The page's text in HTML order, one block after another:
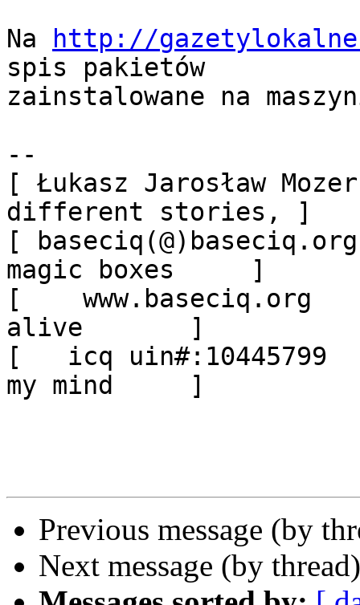
Na
http://
spis pakietów
zainstalowane na
--
[ Łukasz Jarosław
different stories, ]
[
magic boxes     ]
[    www.baseciq.org
alive       ]
[   icq
my mind     ]
Previous message (by
Next message (by